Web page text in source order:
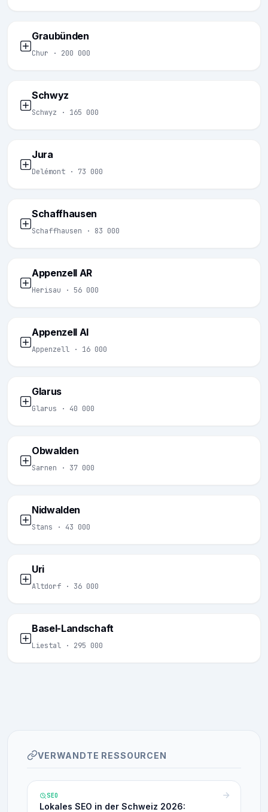
Graubünden
Chur · 200 000
Schwyz
Schwyz · 165 000
Jura
Delémont · 73 000
Schaffhausen
Schaffhausen · 83 000
Appenzell AR
Herisau · 56 000
Appenzell AI
Appenzell · 16 000
Glarus
Glarus · 40 000
Obwalden
Sarnen · 37 000
Nidwalden
Stans · 43 000
Uri
Altdorf · 36 000
Basel-Landschaft
Liestal · 295 000
VERWANDTE RESSOURCEN
SEO
Lokales SEO in der Schweiz 2026: